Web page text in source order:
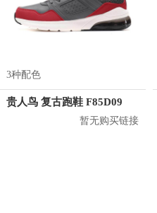
3种配色
贵人鸟 复古跑鞋 F85D09
暂无购买链接